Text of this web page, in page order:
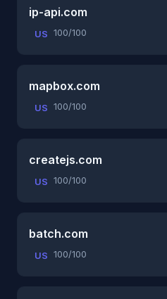
ip-api.com
US 100/100
mapbox.com
US 100/100
createjs.com
US 100/100
batch.com
US 100/100